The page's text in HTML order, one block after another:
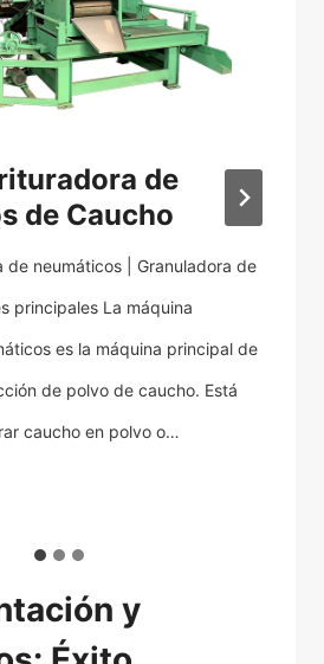
de
de Caucho
de neumáticos | Granuladora de
principales La máquina
es la máquina principal de
de polvo de caucho. Está
caucho en polvo o…
y